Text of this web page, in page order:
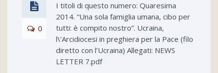
0
I titoli di questo numero: Quaresima
2014. “Una sola famiglia umana, cibo per
tutti: è compito nostro”. Ucraina,
l\’Arcidiocesi in preghiera per la Pace (filo
diretto con l’Ucraina) Allegati: NEWS
LETTER 7.pdf